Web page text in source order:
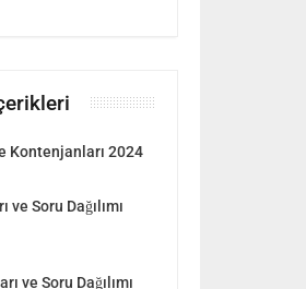
Kontenjanları 2024
ve Soru Dağılımı
ve Soru Dağılımı